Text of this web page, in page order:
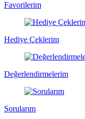
Favorilerim
Hediye Çeklerim
Değerlendirmelerim
Sorularım